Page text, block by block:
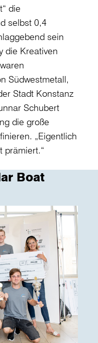
die
selbst 0,4
sein
die Kreativen
Südwestmetall,
Stadt Konstanz
Schubert
die große
„Eigentlich
prämiert.“
Boat